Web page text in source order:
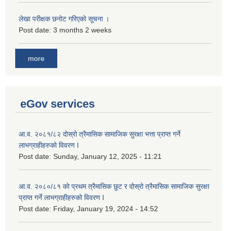
लेखा परीक्षक छनोट गरिएको सूचना ।
Post date: 3 months 2 weeks
more
eGov services
आ.व. २०८१/८२ दोस्रो त्रैमासिक सामाजिक सुरक्षा भत्ता प्राप्त गर्ने
लाभग्राहीहरुको विवरण l
Post date: Sunday, January 12, 2025 - 11:21
आ.व. २०८०/८१ को प्रथम त्रैमासिक छुट र दोस्रो त्रैमासिक सामाजिक सुरक्षा
प्राप्त गर्ने लाभग्राहीहरुको विवरण l
Post date: Friday, January 19, 2024 - 14:52